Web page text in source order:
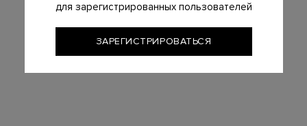
для зарегистрированных пользователей
ЗАРЕГИСТРИРОВАТЬСЯ